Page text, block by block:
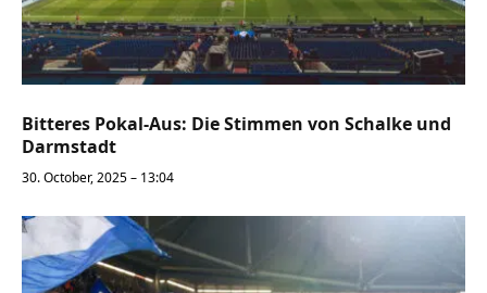
Bitteres Pokal-Aus: Die Stimmen von Schalke und
Darmstadt
30. October, 2025 – 13:04